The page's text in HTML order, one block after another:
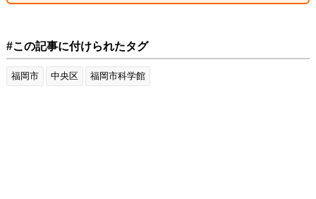
#この記事に付けられたタグ
福岡市 中央区 福岡市科学館